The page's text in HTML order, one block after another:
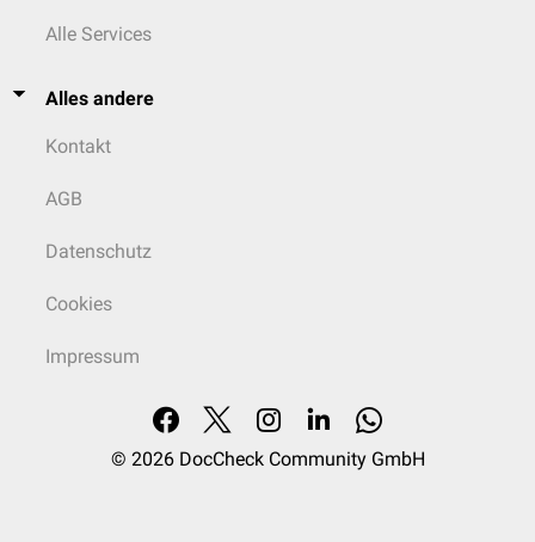
Alle Services
Alles andere
Kontakt
AGB
Datenschutz
Cookies
Impressum
© 2026 DocCheck Community GmbH